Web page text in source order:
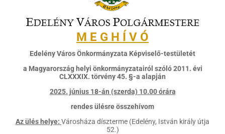
M E G H Í V Ó
Edelény Város Önkormányzata Képviselő-testületét
a Magyarország helyi önkormányzatairól szóló 2011. évi
CLXXXIX. törvény 45. §-a alapján
2025. június 18-án (szerda) 10.00 órára
rendes ülésre összehívom
Az ülés helye: Városháza díszterme (Edelény, István király útja
52.)